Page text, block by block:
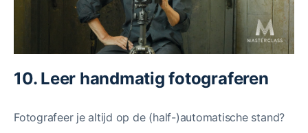
10. Leer handmatig fotograferen
Fotografeer je altijd op de (half-)automatische stand?